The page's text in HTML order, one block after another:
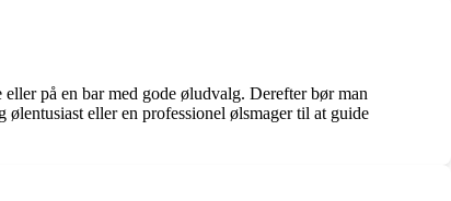
på en bar med gode øludvalg. Derefter bør man
eller en professionel ølsmager til at guide